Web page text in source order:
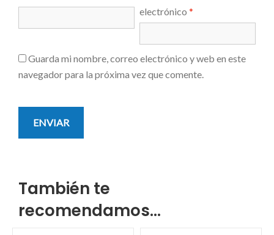
electrónico *
Guarda mi nombre, correo electrónico y web en este
navegador para la próxima vez que comente.
También te
recomendamos…